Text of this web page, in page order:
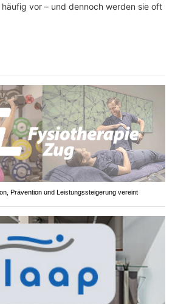
vor – und dennoch werden sie oft
Prävention und Leistungssteigerung vereint